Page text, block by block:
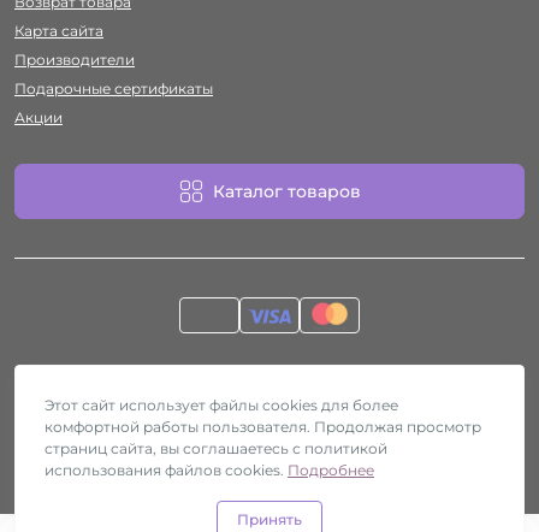
Карта сайта
Производители
Подарочные сертификаты
Акции
Каталог товаров
Секс-шоп Htyvka © 2026
Этот сайт использует файлы cookies для более
комфортной работы пользователя. Продолжая просмотр
страниц сайта, вы соглашаетесь с политикой
использования файлов cookies. Подробнее
Принять